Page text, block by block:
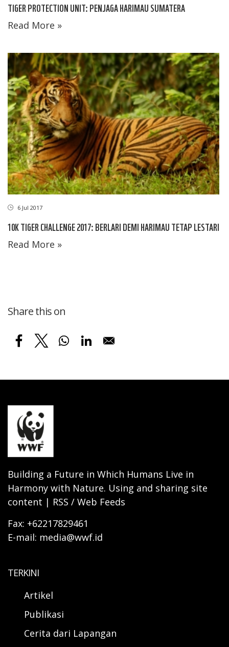
TIGER PROTECTION UNIT: PENJAGA HARIMAU SUMATERA
Read More »
6 Jul 2017
10K TIGER CHALLENGE 2017: BERLARI DEMI HARIMAU TETAP LESTARI
Read More »
Share this on
Building a Future in Which Humans Live in
Harmony with Nature. Using and sharing site
content | RSS / Web Feeds
Fax: +62217829461
E-mail: media@wwf.id
TERKINI
Artikel
Publikasi
Cerita dari Lapangan